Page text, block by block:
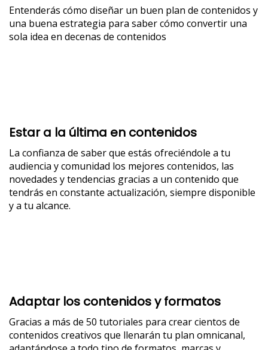
Entenderás cómo diseñar un buen plan de contenidos y
una buena estrategia para saber cómo convertir una
sola idea en decenas de contenidos
Estar a la última en contenidos
La confianza de saber que estás ofreciéndole a tu
audiencia y comunidad los mejores contenidos, las
novedades y tendencias gracias a un contenido que
tendrás en constante actualización, siempre disponible
y a tu alcance.
Adaptar los contenidos y formatos
Gracias a más de 50 tutoriales para crear cientos de
contenidos creativos que llenarán tu plan omnicanal,